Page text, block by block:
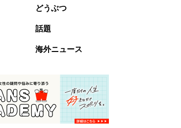
どうぶつ
話題
海外ニュース